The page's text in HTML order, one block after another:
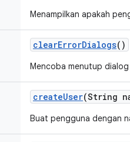
Menampilkan apakah
clearErrorDialogs()
Mencoba menutup
createUser(String
Buat pengguna dengan